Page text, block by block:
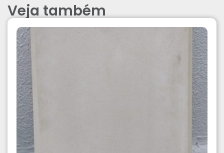
Veja também